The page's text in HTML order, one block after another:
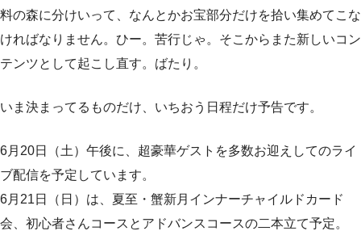
料の森に分けいって、なんとかお宝部分だけを拾い集めてこな
ければなりません。ひー。苦行じゃ。そこからまた新しいコン
テンツとして起こし直す。ばたり。
いま決まってるものだけ、いちおう日程だけ予告です。
6月20日（土）午後に、超豪華ゲストを多数お迎えしてのライ
ブ配信を予定しています。
6月21日（日）は、夏至・蟹新月インナーチャイルドカード
会、初心者さんコースとアドバンスコースの二本立て予定。